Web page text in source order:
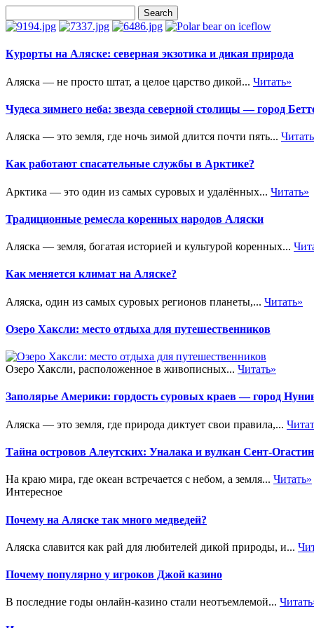
Курорты на Аляске: северная экзотика и дикая природа
Аляска — не просто штат, а целое царство дикой... Читать»
Чудеса зимнего неба: звезда северной столицы — город
Аляска — это земля, где ночь зимой длится почти пять...
Как работают спасательные службы в Арктике?
Арктика — это один из самых суровых и удалённых... Читать»
Традиционные ремесла коренных народов Аляски
Аляска — земля, богатая историей и культурой коренных...
Как меняется климат на Аляске?
Аляска, один из самых суровых регионов планеты,... Читать»
Озеро Хаксли: место отдыха для путешественников
Озеро Хаксли, расположенное в живописных... Читать»
Заполярье Америки: гордость суровых краев — город
Аляска — это земля, где природа диктует свои правила,...
Тайна островов Алеутских: Уналака и вулкан Сент-Огастин
На краю мира, где океан встречается с небом, а земля... Читать»
Интересное
Почему на Аляске так много медведей?
Аляска славится как рай для любителей дикой природы, и...
Почему популярно у игроков Джой казино
В последние годы онлайн-казино стали неотъемлемой...